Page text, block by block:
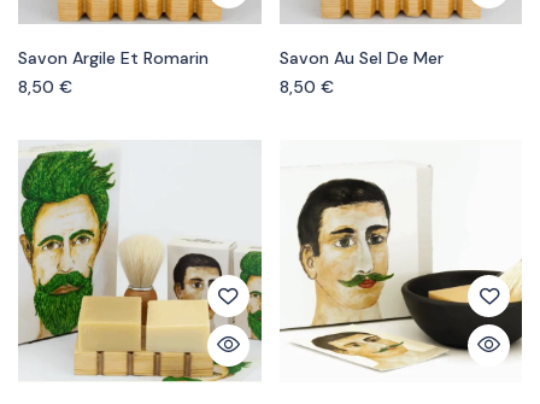
Savon Argile Et Romarin
8,50 €
Savon Au Sel De Mer
8,50 €